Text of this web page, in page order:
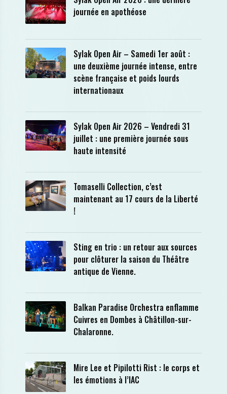
journée en apothéose
Sylak Open Air – Samedi 1er août :
une deuxième journée intense, entre
scène française et poids lourds
internationaux
Sylak Open Air 2026 – Vendredi 31
juillet : une première journée sous
haute intensité
Tomaselli Collection, c’est
maintenant au 17 cours de la Liberté
!
Sting en trio : un retour aux sources
pour clôturer la saison du Théâtre
antique de Vienne.
Balkan Paradise Orchestra enflamme
Cuivres en Dombes à Châtillon-sur-
Chalaronne.
Mire Lee et Pipilotti Rist : le corps et
les émotions à l’IAC